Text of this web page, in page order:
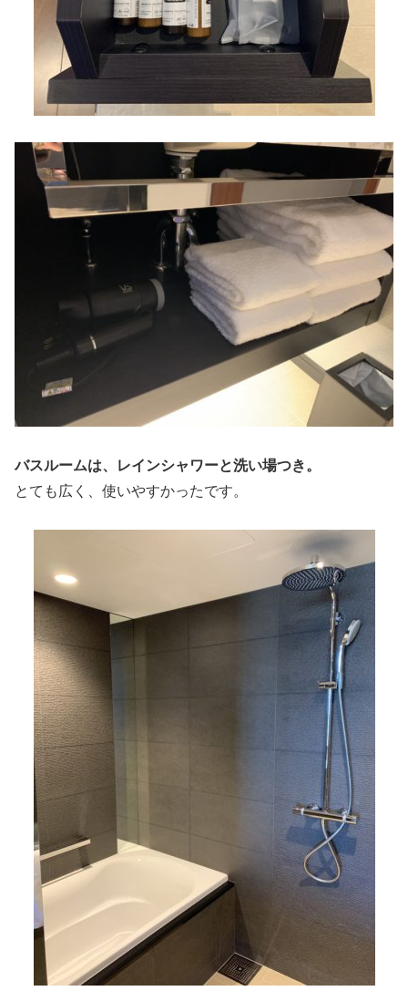
バスルームは、レインシャワーと洗い場つき。
とても広く、使いやすかったです。